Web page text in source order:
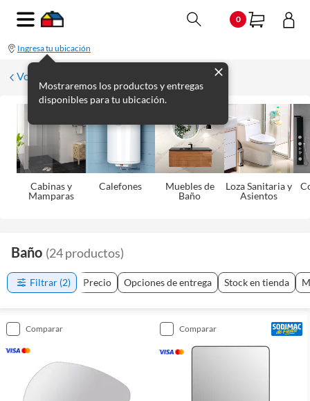
0
Ingresa tu ubicación
Mostraremos los productos y entregas
disponibles para tu ubicación.
Volver
Cabinas y
Mamparas
Calefones
Muebles de
Baño
Loza Sanitaria y
Asientos
Baño (24productos)
Filtrar (2) Precio Opciones de entrega Stock en tienda
comparar comparar